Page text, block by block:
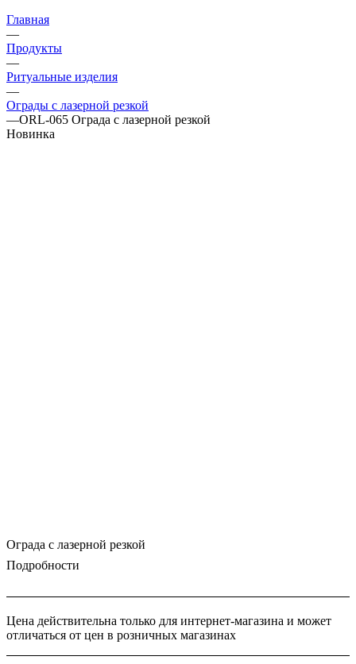
Главная
—
Продукты
—
Ритуальные изделия
—
Ограды с лазерной резкой
—ORL-065 Ограда с лазерной резкой
Новинка
Ограда с лазерной резкой
Подробности
Цена действительна только для интернет-магазина и может
отличаться от цен в розничных магазинах